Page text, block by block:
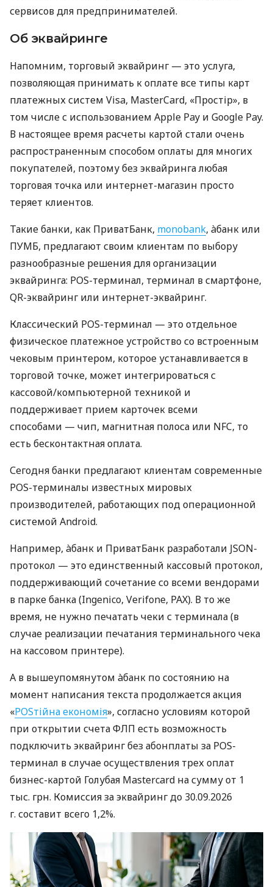
сервисов для предпринимателей.
Об эквайринге
Напомним, торговый эквайринг — это услуга,
позволяющая принимать к оплате все типы карт
платежных систем Visa, MasterCard, «Простір», в
том числе с использованием Apple Pay и Google Pay.
В настоящее время расчеты картой стали очень
распространенным способом оплаты для многих
покупателей, поэтому без эквайринга любая
торговая точка или интернет-магазин просто
теряет клиентов.
Такие банки, как ПриватБанк, monobank, àбанк или
ПУМБ, предлагают своим клиентам по выбору
разнообразные решения для организации
эквайринга: POS-терминал, терминал в смартфоне,
QR-эквайринг или интернет-эквайринг.
Классический POS-терминал — это отдельное
физическое платежное устройство со встроенным
чековым принтером, которое устанавливается в
торговой точке, может интегрироваться с
кассовой/компьютерной техникой и
поддерживает прием карточек всеми
способами — чип, магнитная полоса или NFC, то
есть бесконтактная оплата.
Сегодня банки предлагают клиентам современные
POS-терминалы известных мировых
производителей, работающих под операционной
системой Android.
Например, àбанк и ПриватБанк разработали JSON-
протокол — это единственный кассовый протокол,
поддерживающий сочетание со всеми вендорами
в парке банка (Ingenico, Verifone, PAX). В то же
время, не нужно печатать чеки с терминала (в
случае реализации печатания терминального чека
на кассовом принтере).
А в вышеупомянутом àбанк по состоянию на
момент написания текста продолжается акция
«POSтійна економія», согласно условиям которой
при открытии счета ФЛП есть возможность
подключить эквайринг без абонплаты за POS-
терминал в случае осуществления трех оплат
бизнес-картой Голубая Mastercard на сумму от 1
тыс. грн. Комиссия за эквайринг до 30.09.2026
г. составит всего 1,2%.